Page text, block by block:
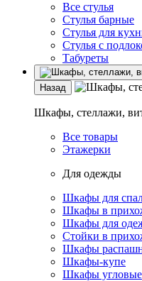
Все стулья
Стулья барные
Стулья для
Стулья с
Табуреты
Назад
Шкафы, стеллажи,
Все товары
Этажерки
Для одежды
Шкафы для
Шкафы в
Шкафы для
Стойки в
Шкафы
Шкафы-купе
Шкафы угловые